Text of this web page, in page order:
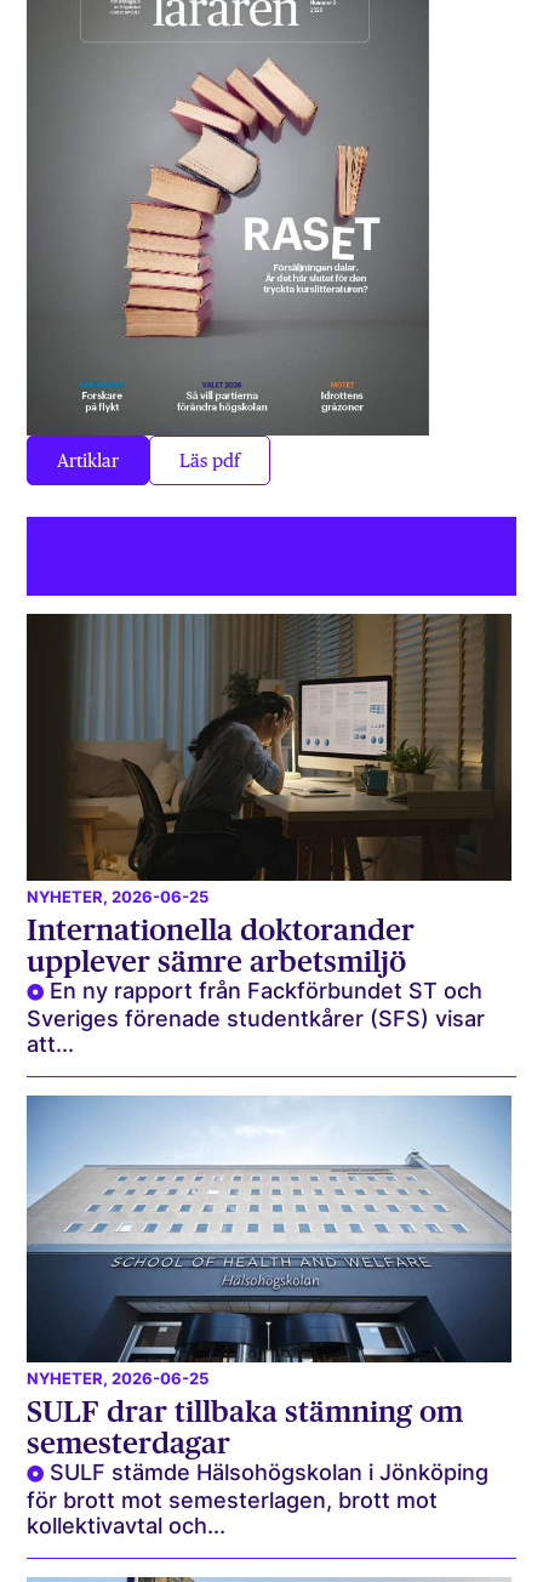
Artiklar Läs pdf
NYHETER, 2026-06-25
Internationella doktorander
upplever sämre arbetsmiljö
En ny rapport från Fackförbundet ST och
Sveriges förenade studentkårer (SFS) visar
att...
NYHETER, 2026-06-25
SULF drar tillbaka stämning om
semesterdagar
SULF stämde Hälsohögskolan i Jönköping
för brott mot semesterlagen, brott mot
kollektivavtal och...